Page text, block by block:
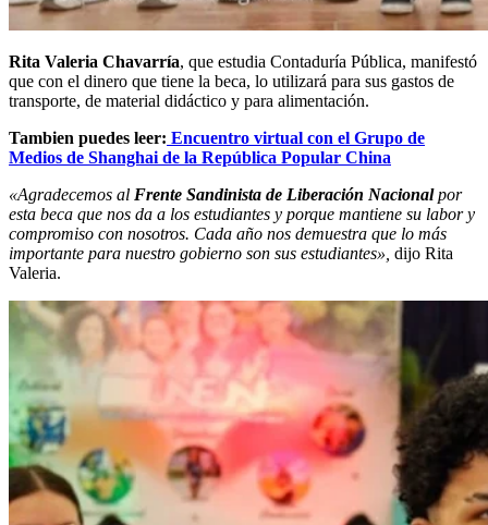
Rita Valeria Chavarría, que estudia Contaduría Pública, manifestó
que con el dinero que tiene la beca, lo utilizará para sus gastos de
transporte, de material didáctico y para alimentación.
Tambien puedes leer: Encuentro virtual con el Grupo de
Medios de Shanghai de la República Popular China
«Agradecemos al Frente Sandinista de Liberación Nacionalpor
esta beca que nos da a los estudiantes y porque mantiene su labor y
compromiso con nosotros. Cada año nos demuestra que lo más
importante para nuestro gobierno son sus estudiantes», dijo Rita
Valeria.